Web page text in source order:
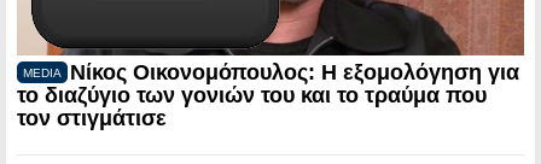
MEDIA
Νίκος Οικονομόπουλος: Η εξομολόγηση για
το διαζύγιο των γονιών του και το τραύμα που
τον στιγμάτισε